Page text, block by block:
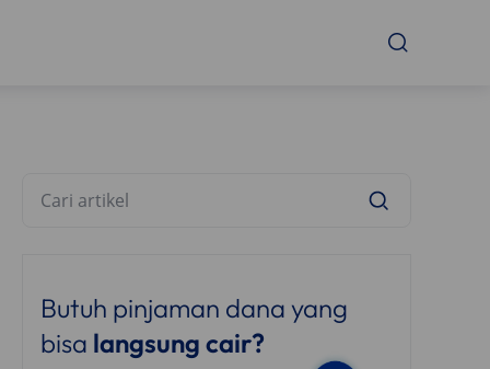
Butuh pinjaman dana yang
bisa langsung cair?